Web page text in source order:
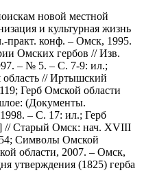
новой местной
и культурная жизнь
практ. конф. – Омск, 1995.
Омских гербов // Изв.
– № 5. – С. 7-9: ил.;
// Иртышский
Герб Омской области
(Документы.
– С. 17: ил.; Герб
// Старый Омск: нач. XVIII
Символы Омской
области, 2007. – Омск,
утверждения (1825) герба